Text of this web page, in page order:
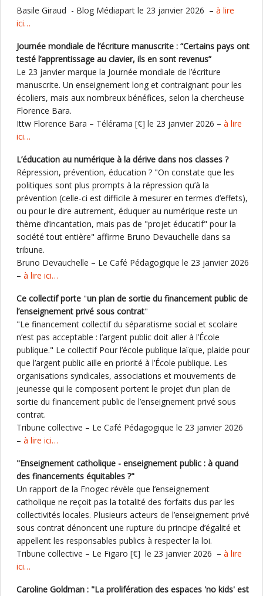
Basile Giraud - Blog Médiapart le 23 janvier 2026 – à lire
ici…
Journée mondiale de l’écriture manuscrite : “Certains pays ont
testé l’apprentissage au clavier, ils en sont revenus”
Le 23 janvier marque la Journée mondiale de l’écriture
manuscrite. Un enseignement long et contraignant pour les
écoliers, mais aux nombreux bénéfices, selon la chercheuse
Florence Bara.
Ittw Florence Bara – Télérama [€] le 23 janvier 2026 – à lire
ici…
L’éducation au numérique à la dérive dans nos classes ?
Répression, prévention, éducation ? "On constate que les
politiques sont plus prompts à la répression qu’à la
prévention (celle-ci est difficile à mesurer en termes d’effets),
ou pour le dire autrement, éduquer au numérique reste un
thème d’incantation, mais pas de "projet éducatif" pour la
société tout entière" affirme Bruno Devauchelle dans sa
tribune.
Bruno Devauchelle – Le Café Pédagogique le 23 janvier 2026
– à lire ici…
Ce collectif porte "un plan de sortie du financement public de
l’enseignement privé sous contrat"
"Le financement collectif du séparatisme social et scolaire
n’est pas acceptable : l’argent public doit aller à l’École
publique." Le collectif Pour l’école publique laïque, plaide pour
que l’argent public aille en priorité à l’École publique. Les
organisations syndicales, associations et mouvements de
jeunesse qui le composent portent le projet d’un plan de
sortie du financement public de l’enseignement privé sous
contrat.
Tribune collective – Le Café Pédagogique le 23 janvier 2026
– à lire ici…
"Enseignement catholique - enseignement public : à quand
des financements équitables ?"
Un rapport de la Fnogec révèle que l’enseignement
catholique ne reçoit pas la totalité des forfaits dus par les
collectivités locales. Plusieurs acteurs de l’enseignement privé
sous contrat dénoncent une rupture du principe d’égalité et
appellent les responsables publics à respecter la loi.
Tribune collective – Le Figaro [€] le 23 janvier 2026 – à lire
ici…
Caroline Goldman : "La prolifération des espaces 'no kids' est